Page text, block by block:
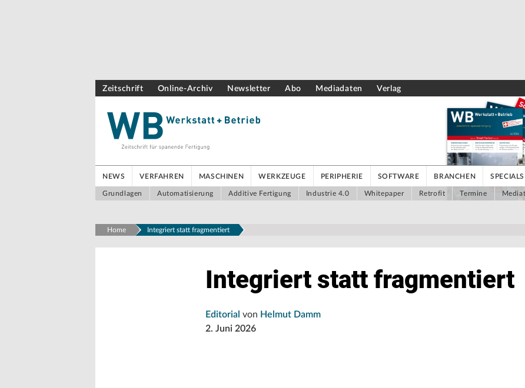
Zeitschrift Online-Archiv Newsletter Abo Mediadaten Verlag
NEWS VERFAHREN MASCHINEN WERKZEUGE PERIPHERIE SOFTWARE BRANCHEN SPECIALS
Grundlagen Automatisierung Additive Fertigung Industrie 4.0 Whitepaper Retrofit Termine
Home Integriert statt fragmentiert
Integriert statt fragmentiert
Editorial von Helmut Damm
2. Juni 2026